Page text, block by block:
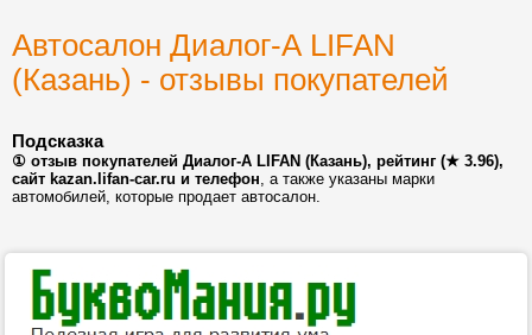
Автосалон Диалог-А LIFAN
(Казань) - отзывы покупателей
Подсказка
① отзыв покупателей Диалог-А LIFAN (Казань), рейтинг (★ 3.96),
сайт kazan.lifan-car.ru и телефон, а также указаны марки
автомобилей, которые продает автосалон.